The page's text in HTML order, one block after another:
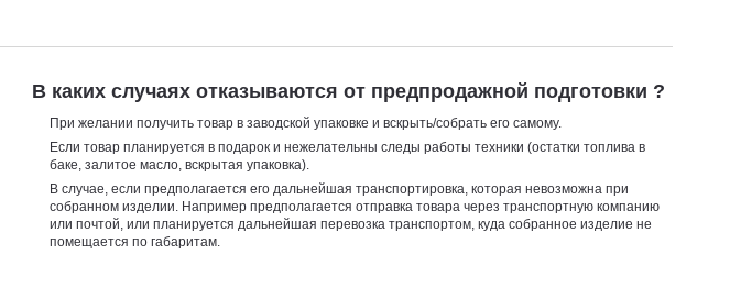
В каких случаях отказываются от предпродажной подготовки ?
При желании получить товар в заводской упаковке и вскрыть/собрать его самому.
Если товар планируется в подарок и нежелательны следы работы техники (остатки топлива в
баке, залитое масло, вскрытая упаковка).
В случае, если предполагается его дальнейшая транспортировка, которая невозможна при
собранном изделии. Например предполагается отправка товара через транспортную компанию
или почтой, или планируется дальнейшая перевозка транспортом, куда собранное изделие не
помещается по габаритам.